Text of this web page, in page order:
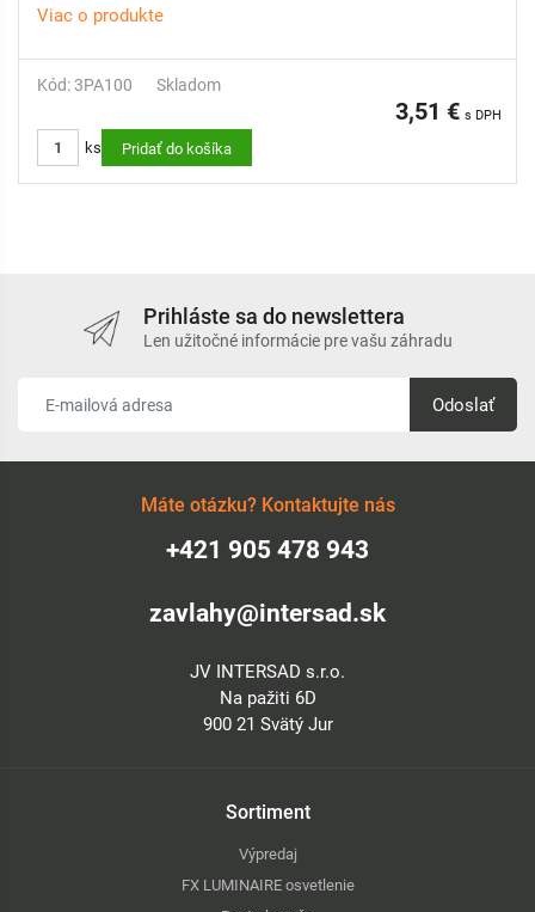
Viac o produkte
Kód: 3PA100 Skladom
3,51 € s DPH
ks Pridať do košíka
Prihláste sa do newslettera
Len užitočné informácie pre vašu záhradu
Odoslať
Máte otázku? Kontaktujte nás
+421 905 478 943
zavlahy@intersad.sk
JV INTERSAD s.r.o.
Na pažiti 6D
900 21 Svätý Jur
Sortiment
Výpredaj
FX LUMINAIRE osvetlenie